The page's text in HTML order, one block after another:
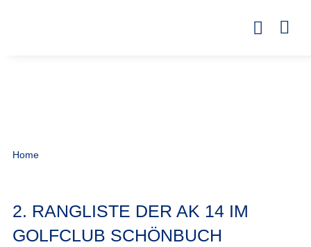
Home
2. RANGLISTE DER AK 14 IM
GOLFCLUB SCHÖNBUCH